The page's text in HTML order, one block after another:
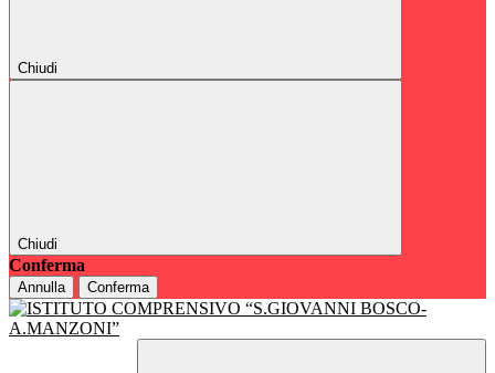
Chiudi
Chiudi
Conferma
Annulla Conferma